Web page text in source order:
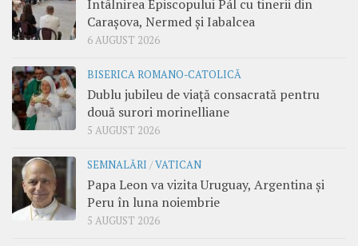
Întâlnirea Episcopului Pál cu tinerii din
Carașova, Nermed și Iabalcea
6 AUGUST 2026
BISERICA ROMANO-CATOLICĂ
Dublu jubileu de viață consacrată pentru
două surori morinelliane
5 AUGUST 2026
SEMNALĂRI /VATICAN
Papa Leon va vizita Uruguay, Argentina și
Peru în luna noiembrie
5 AUGUST 2026